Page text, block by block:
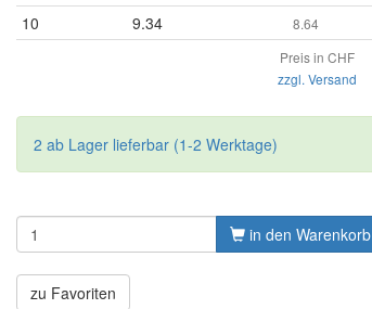
10 9.34 8.64
Preis in CHF
zzgl. Versand
2 ab Lager lieferbar (1-2 Werktage)
in den Warenkorb
zu Favoriten